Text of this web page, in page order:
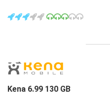
Kena 6.99 130 GB